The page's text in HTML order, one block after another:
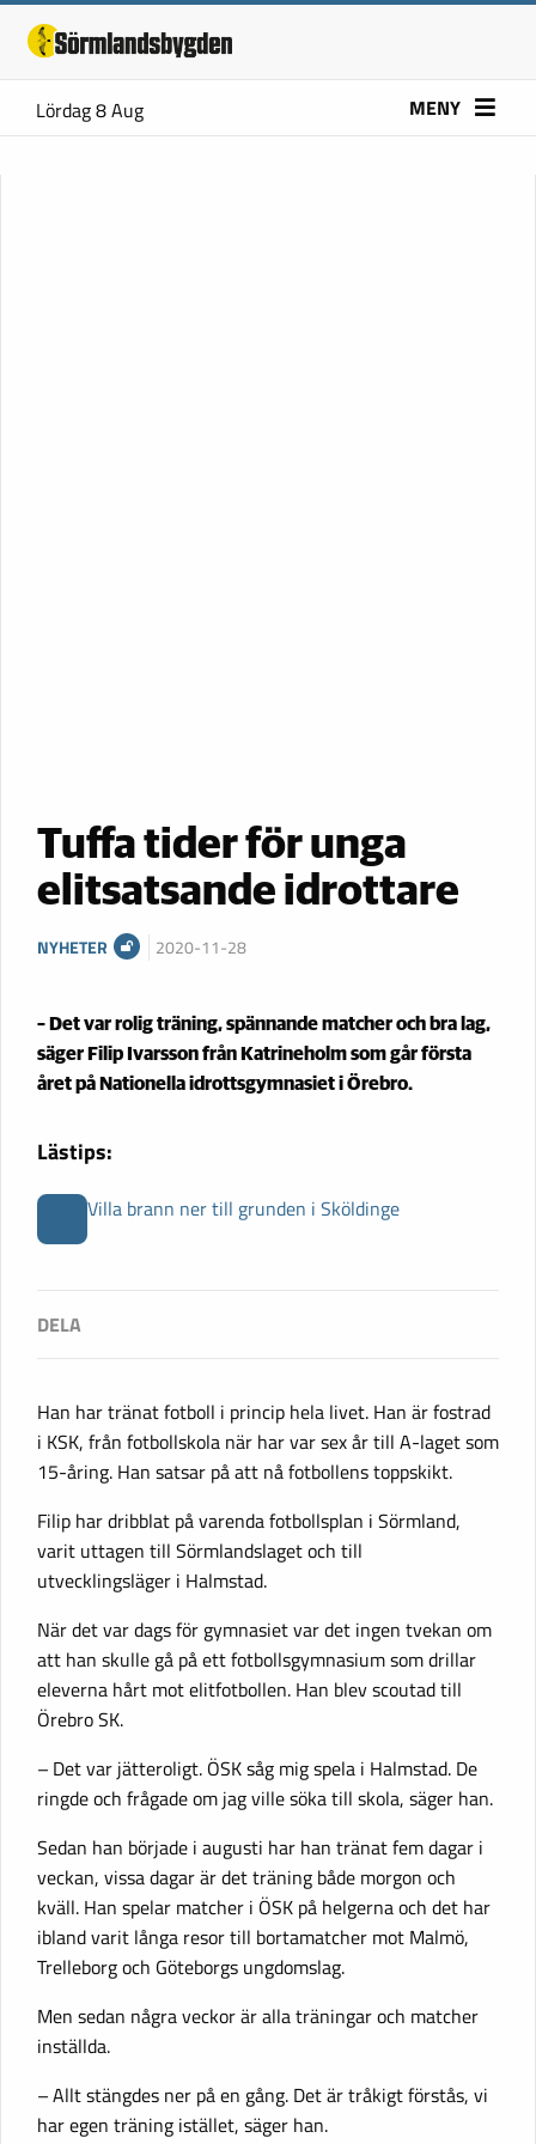
Lördag 8 Aug MENY
Tuffa tider för unga
elitsatsande idrottare
NYHETER 2020-11-28
– Det var rolig träning, spännande matcher och bra lag,
säger Filip Ivarsson från Katrineholm som går första
året på Nationella idrottsgymnasiet i Örebro.
Lästips:
Villa brann ner till grunden i Sköldinge
Han har tränat fotboll i princip hela livet. Han är fostrad
i KSK, från fotbollskola när har var sex år till A-laget som
15-åring. Han satsar på att nå fotbollens toppskikt.
Filip har dribblat på varenda fotbollsplan i Sörmland,
varit uttagen till Sörmlandslaget och till
utvecklingsläger i Halmstad.
När det var dags för gymnasiet var det ingen tvekan om
att han skulle gå på ett fotbollsgymnasium­ som drillar
eleverna hårt mot elitfotbollen. Han blev scoutad till
Örebro SK.
– Det var jätteroligt. ÖSK såg mig spela i Halmstad. De
ringde och frågade om jag ville söka till skola, säger han.
Sedan han började i augusti har han tränat fem dagar i
veckan, vissa dagar är det träning både morgon och
kväll. Han spelar matcher i ÖSK på helgerna och det har
ibland varit långa resor till bortamatcher mot Malmö,
Trelleborg och Göteborgs ungdomslag.
Men sedan några veckor är alla träningar och matcher
inställda.
– Allt stängdes ner på en gång. Det är tråkigt förstås, vi
har egen träning istället, säger han.